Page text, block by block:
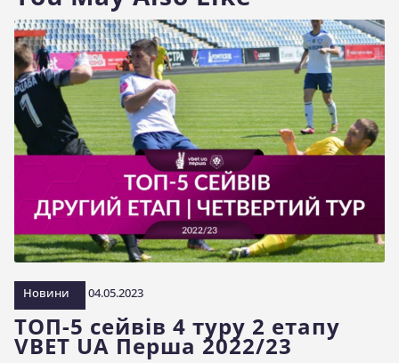
Новини 04.05.2023
ТОП-5 сейвів 4 туру 2 етапу
VBET UA Перша 2022/23